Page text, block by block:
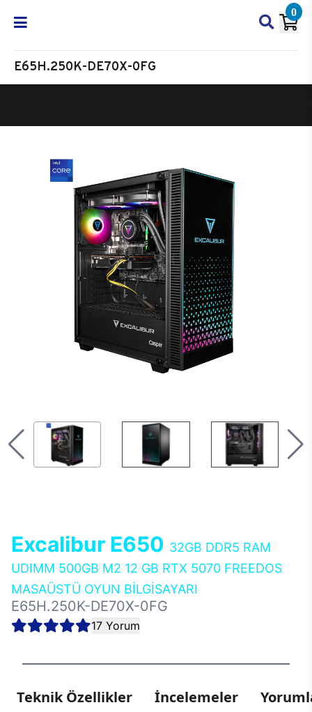
0
E65H.250K-DE70X-0FG
Excalibur E650 32GB DDR5 RAM
UDIMM 500GB M2 12 GB RTX 5070 FREEDOS
MASAÜSTÜ OYUN BİLGİSAYARI
E65H.250K-DE70X-0FG
17 Yorum
Teknik Özellikler İncelemeler